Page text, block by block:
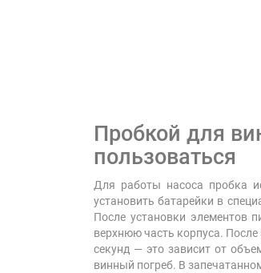
Пробкой для
пользоваться
Для работы насоса пробка
установить батарейки в
После установки элементов
верхнюю часть корпуса. После
секунд — это зависит от
винный погреб. В